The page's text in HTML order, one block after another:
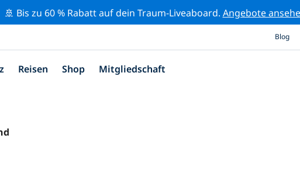
🚢 Bis zu 60 % Rabatt auf dein Traum-Liveaboard. Angebote
Blog
Reisen Shop Mitgliedschaft